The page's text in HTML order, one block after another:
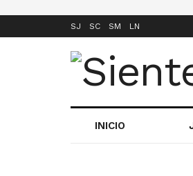
SJ SC SM LN
INICIO